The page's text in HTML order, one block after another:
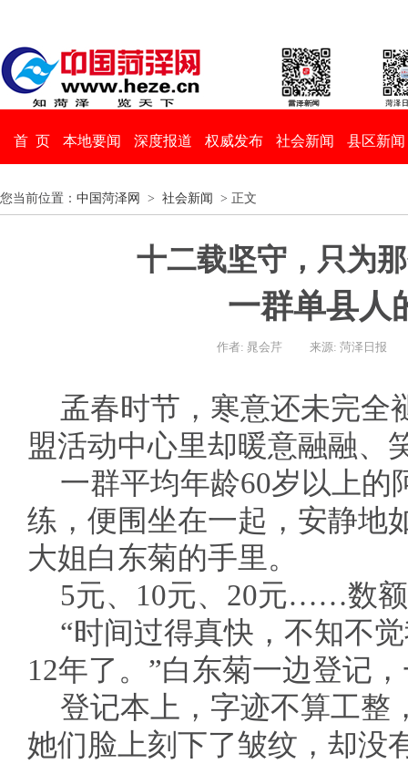
首 页 本地要闻 深度报道 权威发布 社会新闻 县区新闻
您当前位置： 中国菏泽网 > 社会新闻 > 正文
十二载坚守，只为
一群单县人
作者: 晁会芹 来源: 菏泽日报
孟春时节，寒意还未完全
盟活动中心里却暖意融融、
一群平均年龄60岁以上的
练，便围坐在一起，安静地
大姐白东菊的手里。
5元、10元、20元……数
“时间过得真快，不知不
12年了。”白东菊一边登记
登记本上，字迹不算工整
她们脸上刻下了皱纹，却没